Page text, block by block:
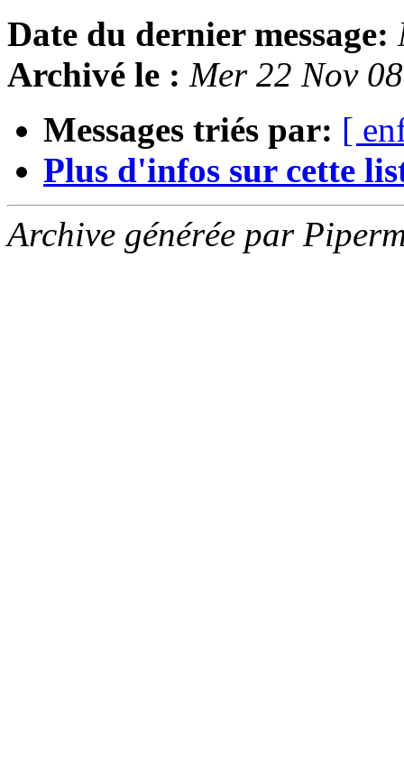
Date du dernier message:
Archivé le : Mer 22 Nov
Messages triés par: [
Plus d'infos sur cette
Archive générée par